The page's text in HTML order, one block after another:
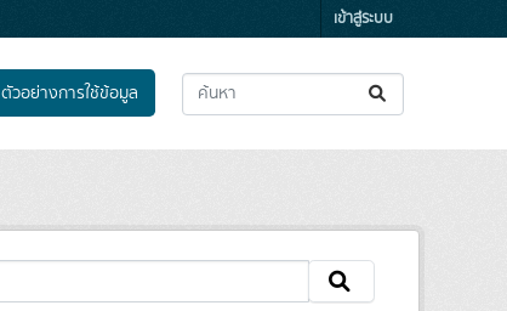
เข้าสู่ระบบ
ตัวอย่างการใช้ข้อมูล